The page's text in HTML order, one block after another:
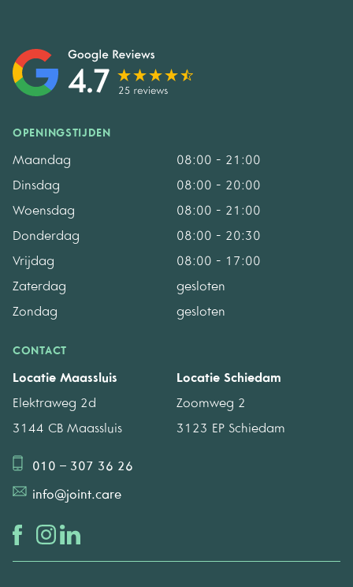
OPENINGSTIJDEN
Maandag 08:00 - 21:00
Dinsdag 08:00 - 20:00
Woensdag 08:00 - 21:00
Donderdag 08:00 - 20:30
Vrijdag 08:00 - 17:00
Zaterdag gesloten
Zondag gesloten
CONTACT
Locatie Maassluis
Elektraweg 2d
3144 CB Maassluis
Locatie Schiedam
Zoomweg 2
3123 EP Schiedam
010 – 307 36 26
info@joint.care